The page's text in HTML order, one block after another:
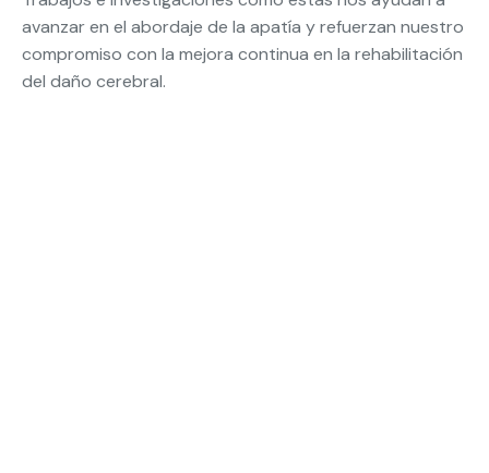
avanzar en el abordaje de la apatía y refuerzan nuestro
compromiso con la mejora continua en la rehabilitación
del daño cerebral.